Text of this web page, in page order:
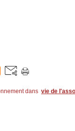
dans vie de